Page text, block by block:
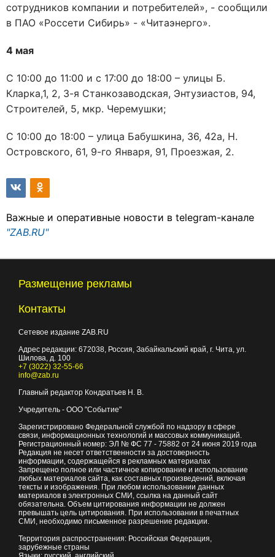
сотрудников компании и потребителей», - сообщили
в ПАО «Россети Сибирь» - «Читаэнерго».
4 мая
С 10:00 до 11:00 и с 17:00 до 18:00 – улицы Б.
Кларка,1, 2, 3-я Станкозаводская, Энтузиастов, 94,
Строителей, 5, мкр. Черемушки;
С 10:00 до 18:00 – улица Бабушкина, 36, 42а, Н.
Островского, 61, 9-го Января, 91, Проезжая, 2.
Важные и оперативные новости в telegram-канале
"ZAB.RU"
Размещение рекламы
Контакты
Сетевое издание ZAB.RU
Адрес редакции: 672038 , Россия, Забайкальский край, г. Чита ул.
Шилова, д. 100
+7 (3022) 32-55-66
info@zab.ru
Главный редактор Кондратьев Н. В.
Учредитель - ООО "Событие"
Зарегистрировано Федеральной службой по надзору в сфере
связи, информационных технологий и массовых коммуникаций.
Регистрационный номер: ЭЛ № ФС 77 - 75882 от 24 июня 2019 года
Редакция не несет ответственности за достоверность
информации, содержащейся в рекламных материалах
Запрещено полное или частичное копирование и использование
любых материалов сайта, как составных произведений, включая
тексты и изображения. При любом использовании данных
материалов в электронных СМИ, ссылка на данный сайт
обязательна. Объем цитирования информации не должен
превышать цель цитирования. При использовании в печатных
СМИ, необходимо письменное разрешение редакции.
Территория распространения: Российская Федерация,
зарубежные страны